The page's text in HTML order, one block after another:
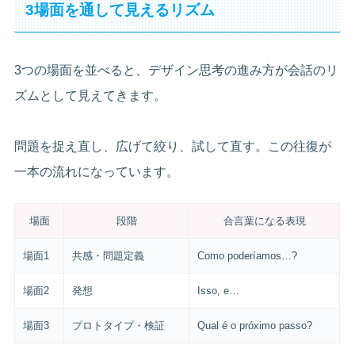
3場面を通して見えるリズム
3つの場面を並べると、デザイン思考の進み方が会話のリ
ズムとして見えてきます。
問題を捉え直し、広げて絞り、試して直す。この往復が
一本の流れになっています。
場面 段階 合言葉になる表現
場面1 共感・問題定義 Como poderíamos…?
場面2 発想 Isso, e…
場面3 プロトタイプ・検証 Qual é o próximo passo?